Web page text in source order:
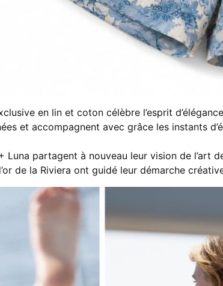
en lin et coton célèbre l’esprit
et accompagnent avec grâce les instants
partagent à nouveau leur vision de l’art
de la Riviera ont guidé leur démarche